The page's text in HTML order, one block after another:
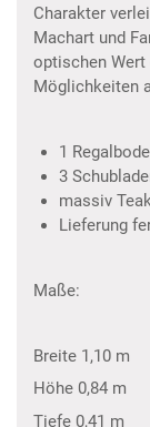
Charakter
Machart und
optischen
Möglichkeiten
1
3
massiv
Lieferung
Maße:
Breite 1,10 m
Höhe 0,84 m
Tiefe 0,41 m